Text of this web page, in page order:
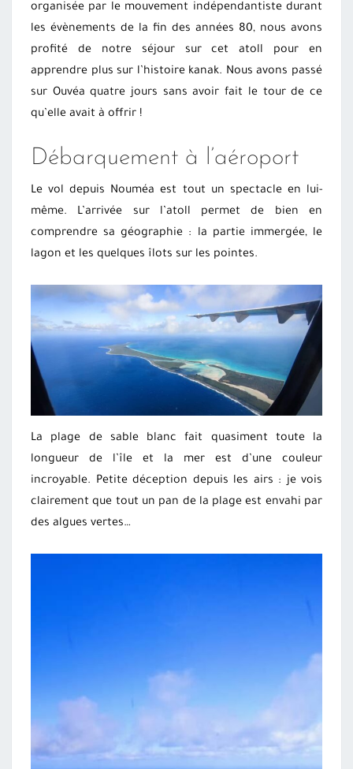
DU
MONDE
organisée par le mouvement indépendantiste durant
les évènements de la fin des années 80, nous avons
profité de notre séjour sur cet atoll pour en
apprendre plus sur l’histoire kanak. Nous avons passé
sur Ouvéa quatre jours sans avoir fait le tour de ce
qu’elle avait à offrir !
Débarquement à l’aéroport
Le vol depuis Nouméa est tout un spectacle en lui-
même. L’arrivée sur l’atoll permet de bien en
comprendre sa géographie : la partie immergée, le
lagon et les quelques îlots sur les pointes.
La plage de sable blanc fait quasiment toute la
longueur de l’île et la mer est d’une couleur
incroyable. Petite déception depuis les airs : je vois
clairement que tout un pan de la plage est envahi par
des algues vertes…